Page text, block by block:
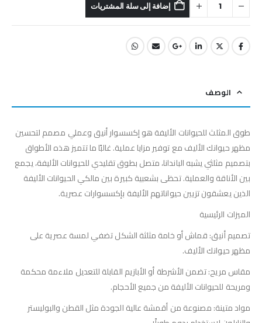
إضافة إلى سلة المشتريات
الوصف
طوق المثلث للحيوانات الأليفة هو إكسسوار أنيق وعملي مصمم لتحسين
مظهر حيوانك الأليف مع توفير مزايا عملية. غالبًا ما تتميز هذه الأطواق
بتصميم مثلثي يشبه الباندانا، متصل بطوق تقليدي للحيوانات الأليفة، يجمع
بين الأناقة والعملية. تحظى بشعبية كبيرة بين مالكي الحيوانات الأليفة
الذين يعشقون تزيين حيواناتهم الأليفة بإكسسوارات عصرية.
الميزات الرئيسية
تصميم أنيق: قماش أو خامة مثلثة الشكل تضفي لمسة عصرية على
مظهر حيوانك الأليف.
مقاس مريح: تضمن الأشرطة أو الأبازيم القابلة للتعديل ملاءمة محكمة
ومريحة للحيوانات الأليفة من جميع الأحجام.
مواد متينة: مصنوعة من أقمشة عالية الجودة مثل القطن والبوليستر